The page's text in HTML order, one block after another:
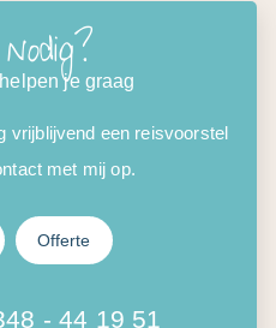
je graag
vrijblijvend een reisvoorstel
met mij op.
Offerte
- 44 19 51